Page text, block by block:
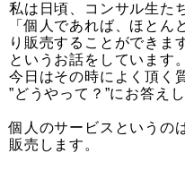
私は日頃、コンサル生た
「個人であれば、ほと
り販売することができま
というお話をしています。
今日はその時によく頂く
”どうやって？”にお答え
個人のサービスというの
販売します。